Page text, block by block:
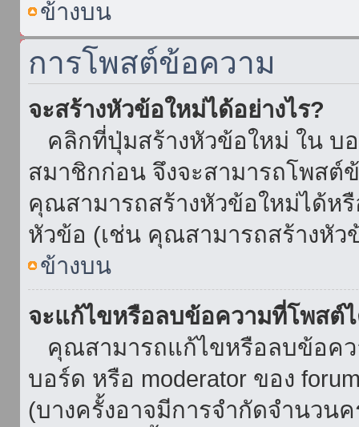
ข้างบน
การโพสต์ข้อความ
จะสร้างหัวข้อใหม่ได้อย่างไร?
คลิกที่ปุ่มสร้างหัวข้อใหม่ ใน บ
สมาชิกก่อน จึงจะสามารถโพส
คุณสามารถสร้างหัวข้อใหม่ได้ห
หัวข้อ (เช่น คุณสามารถสร้างหั
ข้างบน
จะแก้ไขหรือลบข้อความที่โพสต์ไ
คุณสามารถแก้ไขหรือลบข้อคว
บอร์ด หรือ moderator ของ
(บางครั้งอาจมีการจำกัดจำนวน